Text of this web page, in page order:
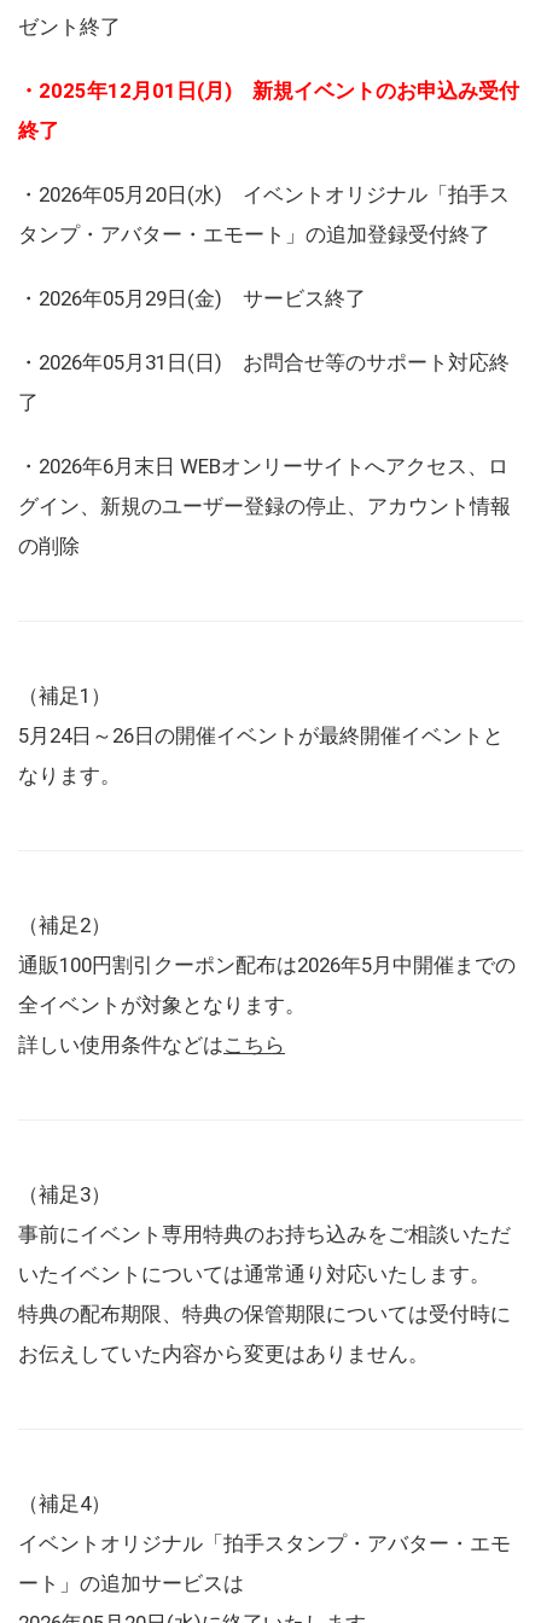
ゼント終了
・2025年12月01日(月) 新規イベントのお申込み受付
終了
・2026年05月20日(水) イベントオリジナル「拍手ス
タンプ・アバター・エモート」の追加登録受付終了
・2026年05月29日(金) サービス終了
・2026年05月31日(日) お問合せ等のサポート対応終
了
・2026年6月末日 WEBオンリーサイトへアクセス、ロ
グイン、新規のユーザー登録の停止、アカウント情報
の削除
（補足1）
5月24日～26日の開催イベントが最終開催イベントと
なります。
（補足2）
通販100円割引クーポン配布は2026年5月中開催までの
全イベントが対象となります。
詳しい使用条件などはこちら
（補足3）
事前にイベント専用特典のお持ち込みをご相談いただ
いたイベントについては通常通り対応いたします。
特典の配布期限、特典の保管期限については受付時に
お伝えしていた内容から変更はありません。
（補足4）
イベントオリジナル「拍手スタンプ・アバター・エモ
ート」の追加サービスは